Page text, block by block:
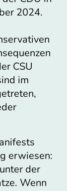
2024.
CSU
im
erwiesen:
der
Wenn